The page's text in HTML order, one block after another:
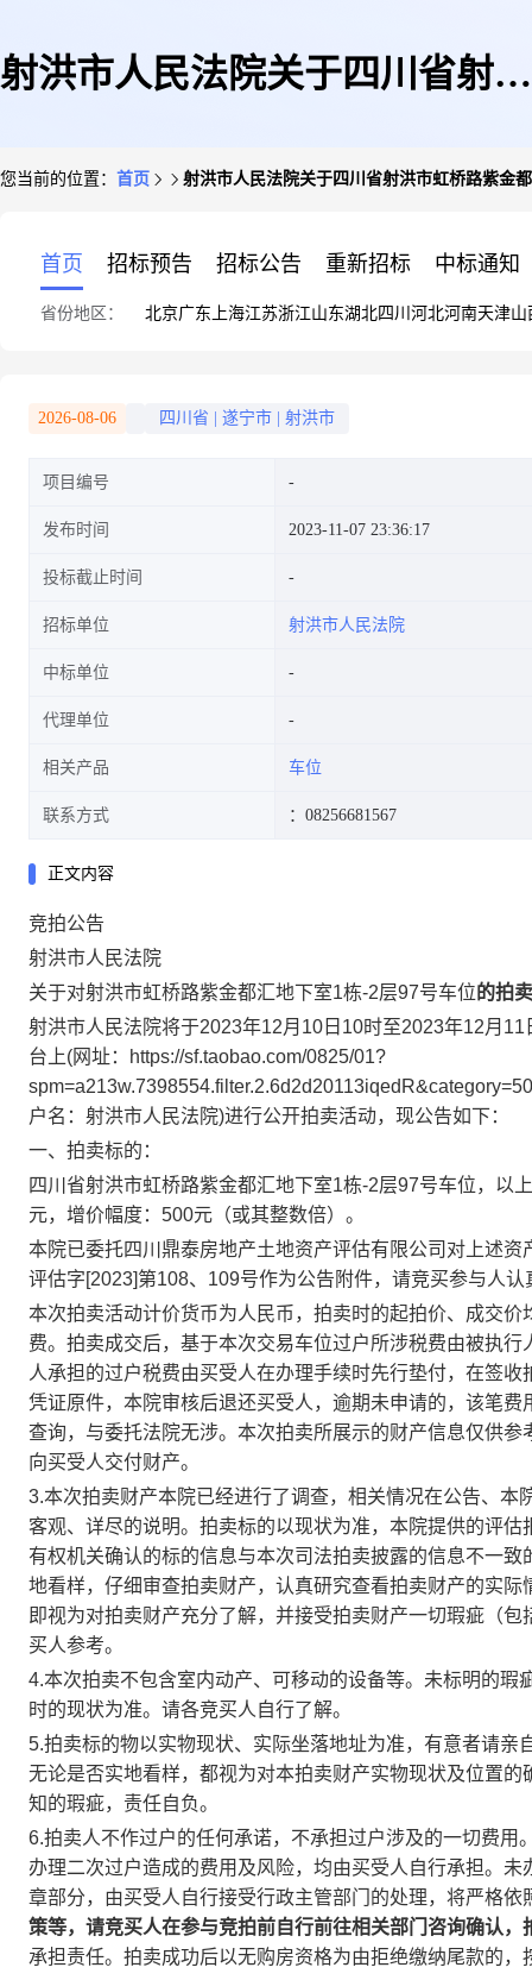
射洪市人民法院关于四川省射洪
您当前的位置： 首页 射洪市人民法院关于四川省射洪市虹桥路紫金
首页 招标预告 招标公告 重新招标 中标通知
省份地区： 北京广东 上海江苏浙江山东湖北四川 河北河南天津山
2026-08-06 四川省 遂宁市 射洪市
项目编号
发布时间 2023-11-07 23:36:17
投标截止时间
招标单位 射洪市人民法院
中标单位
代理单位
相关产品 车位
联系方式 ：08256681567
正文内容
竞拍公告
射洪市人民法院
关于对射洪市虹桥路紫金都汇地下室1栋-2层97号车位的拍
射洪市人民法院将于2023年12月 10 日 10时至2023年12月 11
台上(网址：
https://sf.taobao.com/0825/01?
户名： 射洪市人民法院)进行公开拍卖活动，现公告如下：
一、拍卖标的：
四川省射洪市虹桥路紫金都汇地下室1栋-2层97号车位，以
元，增价幅度： 500元（或其整数倍）。
本院已委托四川鼎泰房地产土地资产评估有限公司 对上述资
评估字[2023]第108、 109号作为公告附件，请竞买参与人认
本次拍卖活动计价货币为人民币，拍卖时的起拍价、成交
费。拍卖成交后，基于本次交易车位过户所涉税费由被执行
人承担的过户税费由买受人在办理手续时先行垫付，在签收
凭证原件，本院审核后退还买受人，逾期未申请的，该笔
查询，与委托法院无涉。本次拍卖所展示的财产信息仅供参
向买受人交付财产。
3.本次拍卖财产本院已经进行了调查，相关情况在公告、
客观、详尽的说明。拍卖标的以现状为准，本院提供的评
有权机关确认的标的信息与本次司法拍卖披露的信息不一
地看样，仔细审查拍卖财产，认真研究查看拍卖财产的实
即视为对拍卖财产充分了解，并接受拍卖财产一切瑕疵（
买人参考。
4.本次拍卖不包含室内动产、可移动的设备等。未标明的瑕
时的现状为准。请各竞买人自行了解。
5.拍卖标的物以实物现状、实际坐落地址为准，有意者请
无论是否实地看样，都视为对本拍卖财产实物现状及位置
知的瑕疵，责任自负。
6.拍卖人不作过户的任何承诺，不承担过户涉及的一切费用
办理二次过户造成的费用及风险，均由买受人自行承担。未
章部分，由买受人自行接受行政主管部门 的处理，将严格依
策等，请竞买人在参与竞拍前自行前往相关部门咨询确认
承担责任。拍卖成功后以无购房资格为由拒绝缴纳尾款的，